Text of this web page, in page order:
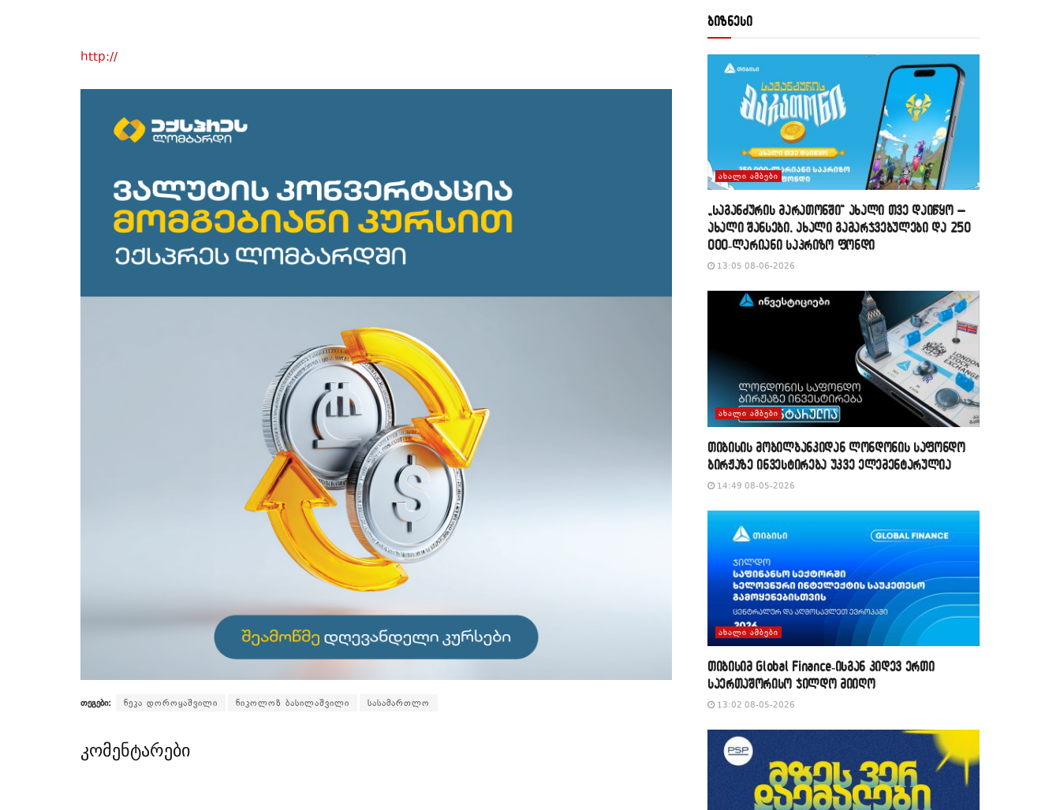
http://
თეგები: ნეკა დოროყაშვილი ნიკოლოზ ბასილაშვილი სასამართლო
კომენტარები
ბიზნესი
ᲐᲮᲐᲚᲘ ᲐᲛᲑᲔᲑᲘ
„საგანძურის მარათონში“ ახალი თვე დაიწყო –
ახალი შანსები, ახალი გამარჯვებულები და 250
000-ლარიანი საპრიზო ფონდი
13:05 08-06-2026
ᲐᲮᲐᲚᲘ ᲐᲛᲑᲔᲑᲘ
თიბისის მობილბანკიდან ლონდონის საფონდო
ბირჟაზე ინვესტირება უკვე ელემენტარულია
14:49 08-05-2026
ᲐᲮᲐᲚᲘ ᲐᲛᲑᲔᲑᲘ
თიბისიმ Global Finance-ისგან კიდევ ერთი
საერთაშორისო ჯილდო მიიღო
13:02 08-05-2026